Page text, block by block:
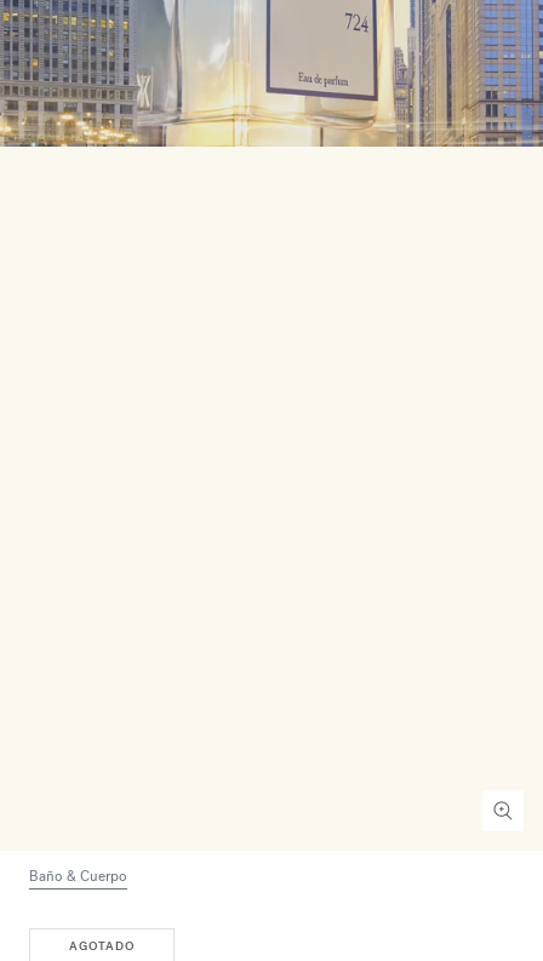
Baño & Cuerpo
AGOTADO